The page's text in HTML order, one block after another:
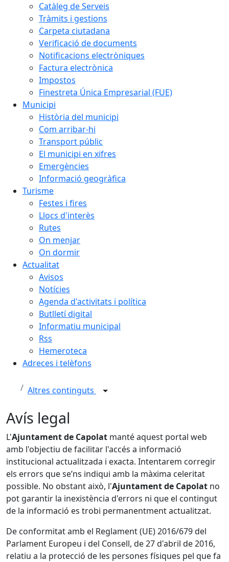
Catàleg de Serveis
Tràmits i gestions
Carpeta ciutadana
Verificació de documents
Notificacions electròniques
Factura electrònica
Impostos
Finestreta Única Empresarial (FUE)
Municipi
Història del municipi
Com arribar-hi
Transport públic
El municipi en xifres
Emergències
Informació geogràfica
Turisme
Festes i fires
Llocs d'interès
Rutes
On menjar
On dormir
Actualitat
Avisos
Notícies
Agenda d'activitats i política
Butlletí digital
Informatiu municipal
Rss
Hemeroteca
Adreces i telèfons
Altres continguts
Avís legal
L'Ajuntament de Capolat manté aquest portal web
amb l'objectiu de facilitar l'accés a informació
institucional actualitzada i exacta. Intentarem corregir
els errors que se’ns indiqui amb la màxima celeritat
possible. No obstant això, l'Ajuntament de Capolat no
pot garantir la inexistència d'errors ni que el contingut
de la informació es trobi permanentment actualitzat.
De conformitat amb el Reglament (UE) 2016/679 del
Parlament Europeu i del Consell, de 27 d'abril de 2016,
relatiu a la protecció de les persones físiques pel que fa